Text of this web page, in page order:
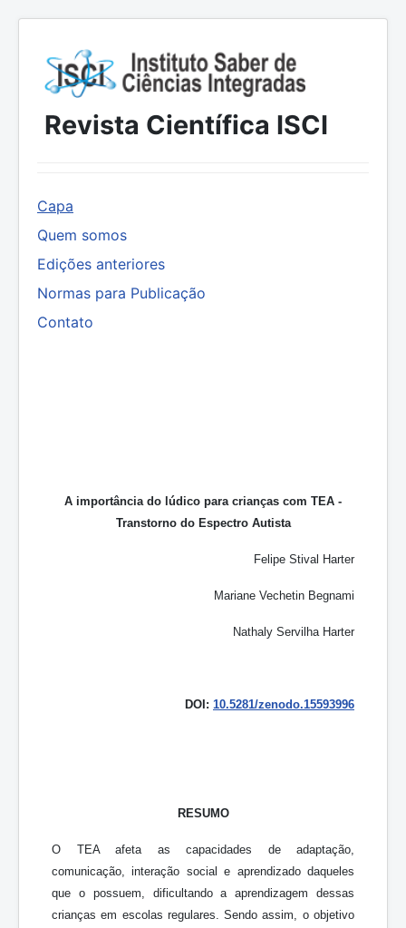
Revista Científica ISCI
Capa
Quem somos
Edições anteriores
Normas para Publicação
Contato
A importância do lúdico para crianças com TEA -
Transtorno do Espectro Autista
Felipe Stival Harter
Mariane Vechetin Begnami
Nathaly Servilha Harter
DOI: 10.5281/zenodo.15593996
RESUMO
O TEA afeta as capacidades de adaptação,
comunicação, interação social e aprendizado daqueles
que o possuem, dificultando a aprendizagem dessas
crianças em escolas regulares. Sendo assim, o objetivo